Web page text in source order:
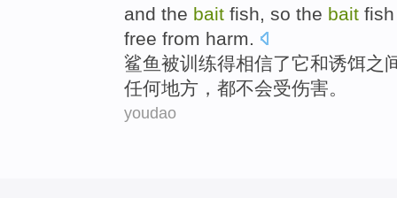
and the bait fish, so the bait
free from harm.
鲨鱼被训练得相信了它和诱饵之
任何地方，都不会受伤害。
youdao